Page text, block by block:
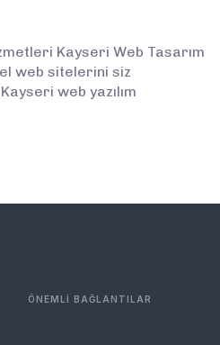
Kayseri Web Tasarım
web sitelerini siz
web yazılım
ÖNEMLİ BAĞLANTILAR